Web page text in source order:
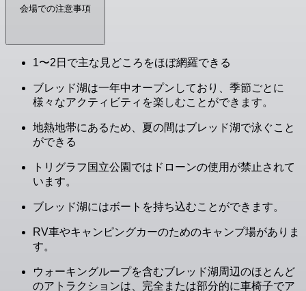
会場での注意事項
1〜2日で主な見どころをほぼ網羅できる
ブレッド湖は一年中オープンしており、季節ごとに
様々なアクティビティを楽しむことができます。
地熱地帯にあるため、夏の間はブレッド湖で泳ぐこと
ができる
トリグラフ国立公園ではドローンの使用が禁止されて
います。
ブレッド湖にはボートを持ち込むことができます。
RV車やキャンピングカーのためのキャンプ場がありま
す。
ウォーキングループを含むブレッド湖周辺のほとんど
のアトラクションは、完全または部分的に車椅子でア